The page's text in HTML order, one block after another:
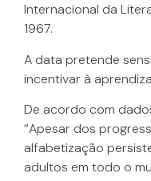
Internacional da
1967.
A data pretende
incentivar à
De acordo com
“Apesar dos
alfabetização
adultos em todo o